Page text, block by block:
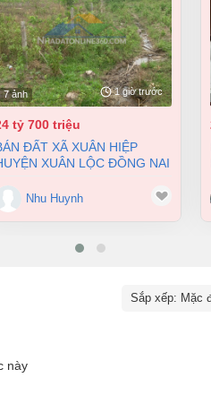
7 ảnh 1 giờ trước
tỷ 700 triệu
HIỆP
XUÂN LỘC ĐỒNG NAI
24,7 TỶNhu Huynh
Sắp xếp: Mặc
này